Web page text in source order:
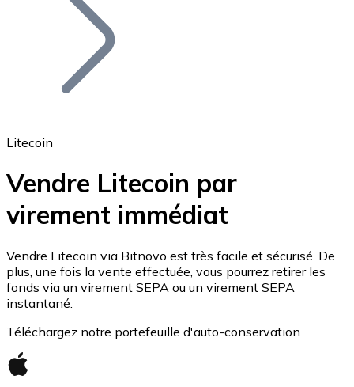
Ethereum
ETH
Litecoin
Vendre Litecoin par
virement immédiat
Vendre Litecoin via Bitnovo est très facile et sécurisé. De
plus, une fois la vente effectuée, vous pourrez retirer les
fonds via un virement SEPA ou un virement SEPA
instantané.
Téléchargez notre portefeuille d'auto-conservation